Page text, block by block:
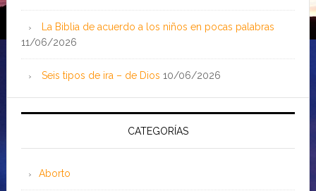
La Biblia de acuerdo a los niños en pocas palabras
11/06/2026
Seis tipos de ira – de Dios 10/06/2026
CATEGORÍAS
Aborto